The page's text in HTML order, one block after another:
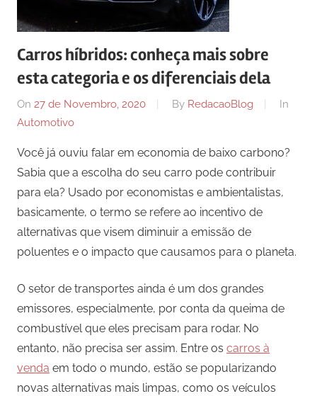
Carros híbridos: conheça mais sobre
esta categoria e os diferenciais dela
On 27 de Novembro, 2020 By RedacaoBlog
In
Automotivo
Você já ouviu falar em economia de baixo carbono?
Sabia que a escolha do seu carro pode contribuir
para ela? Usado por economistas e ambientalistas,
basicamente, o termo se refere ao incentivo de
alternativas que visem diminuir a emissão de
poluentes e o impacto que causamos para o planeta.
O setor de transportes ainda é um dos grandes
emissores, especialmente, por conta da queima de
combustível que eles precisam para rodar. No
entanto, não precisa ser assim. Entre os carros à
venda em todo o mundo, estão se popularizando
novas alternativas mais limpas, como os veículos